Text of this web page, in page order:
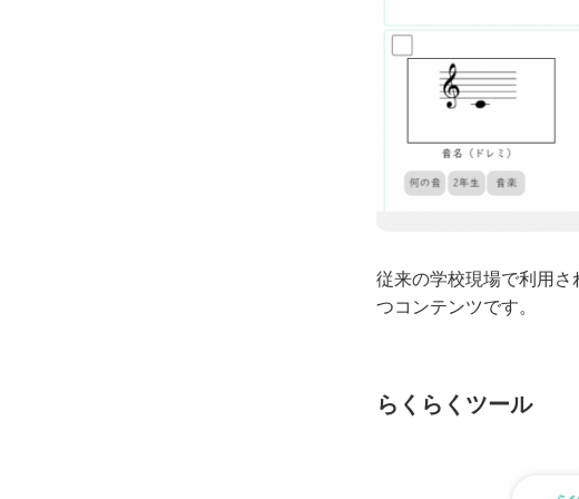
従来の学校現場で利用
つコンテンツです。
らくらくツール